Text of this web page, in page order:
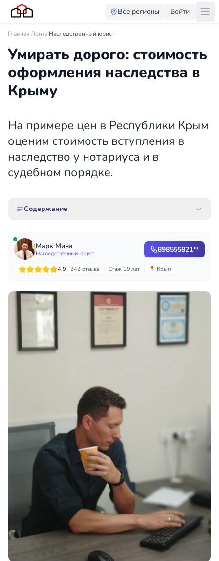
Все регионы Войти
Главная·Лента·Наследственный юрист
Умирать дорого: стоимость
оформления наследства в
Крыму
На примере цен в Республики Крым
оценим стоимость вступления в
наследство у нотариуса и в
судебном порядке.
Содержание
Марк Мина
Наследственный юрист 898555821**
4.9 · 242 отзыва Стаж 19 лет 📍 Крым